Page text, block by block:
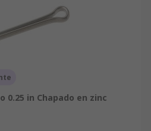
0.25 in Chapado en zinc